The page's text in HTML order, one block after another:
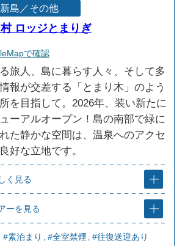
新島／その他
ロッジとまりぎ
で確認
旅人、島に暮らす人々、そして多
報が交差する「とまり木」のよう
を目指して。2026年、装い新たに
ーアルオープン！島の南部で緑に
た静かな空間は、温泉へのアクセ
好な立地です。
く見る
ーを見る
#素泊まり #全室禁煙 #往復送迎あり